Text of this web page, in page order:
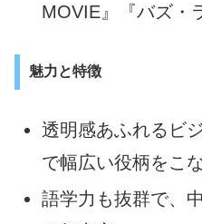
MOVIE』『バズ・
魅力と特徴
透明感あふれるビ
で幅広い役柄をこ
語学力も抜群で、